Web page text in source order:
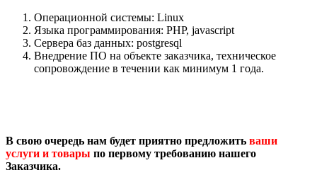
Операционной системы: Linux
Языка программирования: PHP, javascript
Сервера баз данных: postgresql
Внедрение ПО на объекте заказчика, техническое
сопровождение в течении как минимум 1 года.
В свою очередь нам будет приятно предложить ваши
услуги и товары по первому требованию нашего
Заказчика.